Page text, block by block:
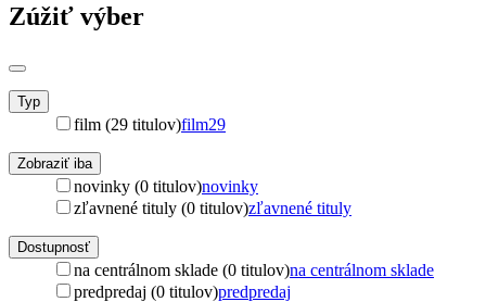
Zúžiť výber
Typ
film (29 titulov)film29
Zobraziť iba
novinky (0 titulov)novinky
zľavnené tituly (0 titulov)zľavnené tituly
Dostupnosť
na centrálnom sklade (0 titulov)na centrálnom sklade
predpredaj (0 titulov)predpredaj